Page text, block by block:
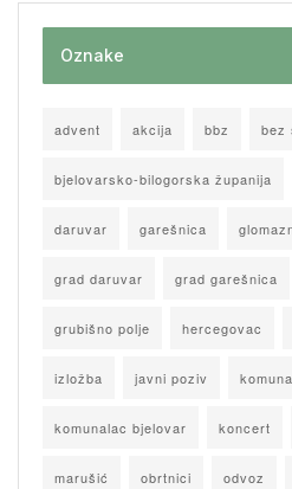
Oznake
advent akcija bbz bez
bjelovarsko-bilogorska županija
daruvar garešnica
grad daruvar grad garešnica
grubišno polje hercegovac
izložba javni poziv
komunalac bjelovar koncert
marušić obrtnici odvoz